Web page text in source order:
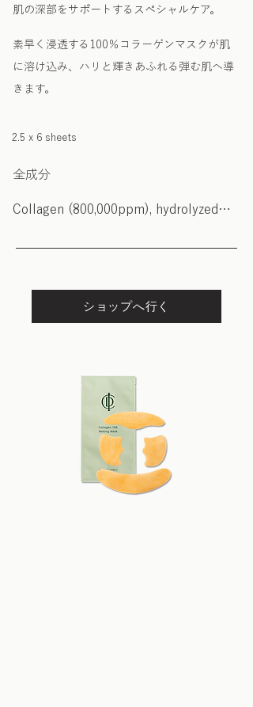
肌の深部をサポートするスペシャルケア。
素早く浸透する100％コラーゲンマスクが肌
に溶け込み、ハリと輝きあふれる弾む肌へ導
きます。
2.5 x 6 sheets
全成分
Collagen (800,000ppm), hydrolyzed
ショップへ行く